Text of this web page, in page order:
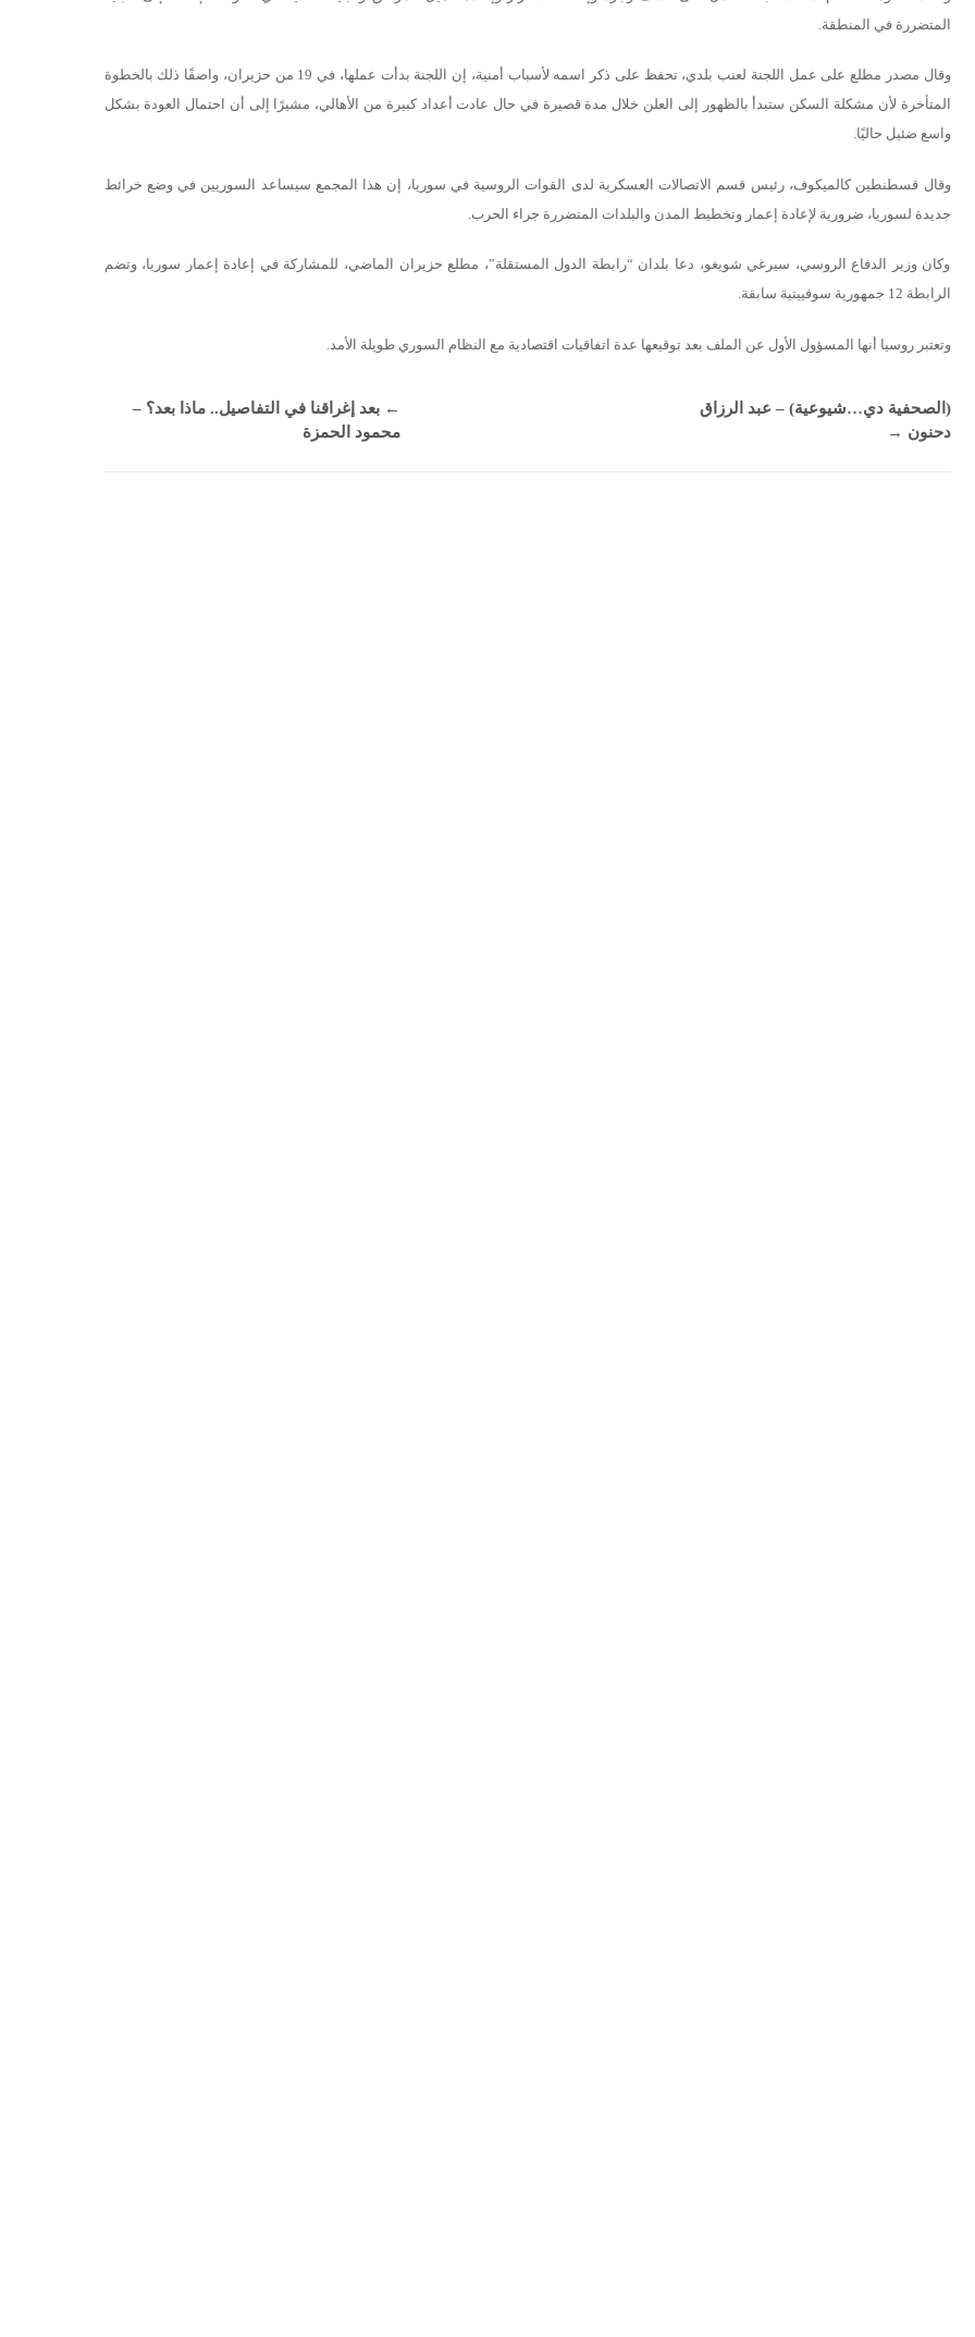
المتضررة في المنطقة.
وقال مصدر مطلع على عمل اللجنة لعنب بلدي، تحفظ على ذكر اسمه لأسباب أمنية، إن اللجنة بدأت عملها، في 19 من حزيران، واصفًا ذلك بالخطوة
المتأخرة لأن مشكلة السكن ستبدأ بالظهور إلى العلن خلال مدة قصيرة في حال عادت أعداد كبيرة من الأهالي، مشيرًا إلى أن احتمال العودة بشكل
واسع ضئيل حاليًا.
وقال قسطنطين كالميكوف، رئيس قسم الاتصالات العسكرية لدى القوات الروسية في سوريا، إن هذا المجمع سيساعد السوريين في وضع خرائط
جديدة لسوريا، ضرورية لإعادة إعمار وتخطيط المدن والبلدات المتضررة جراء الحرب.
وكان وزير الدفاع الروسي، سيرغي شويغو، دعا بلدان “رابطة الدول المستقلة”، مطلع حزيران الماضي، للمشاركة في إعادة إعمار سوريا، وتضم
الرابطة 12 جمهورية سوفييتية سابقة.
وتعتبر روسيا أنها المسؤول الأول عن الملف بعد توقيعها عدة اتفاقيات اقتصادية مع النظام السوري طويلة الأمد.
← بعد إغراقنا في التفاصيل.. ماذا بعد؟ –
محمود الحمزة
(الصحفية دي…شيوعية) – عبد الرزاق
دحنون →